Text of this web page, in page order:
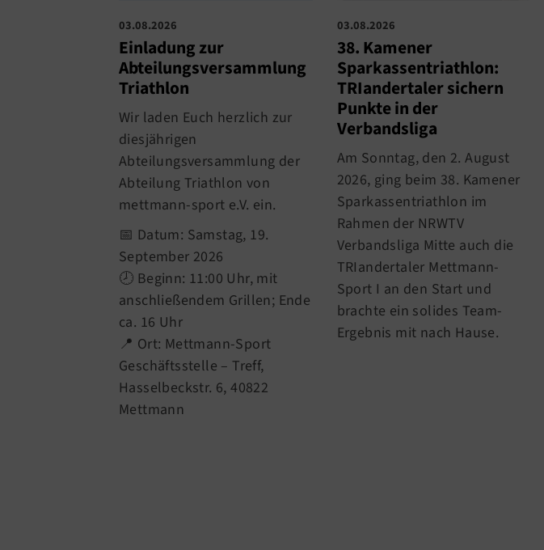
03.08.2026
Einladung zur
Abteilungsversammlung
Triathlon
Wir laden Euch herzlich zur
diesjährigen
Abteilungsversammlung der
Abteilung Triathlon von
mettmann-sport e.V. ein.
📅 Datum: Samstag, 19.
September 2026
🕗 Beginn: 11:00 Uhr, mit
anschließendem Grillen; Ende
ca. 16 Uhr
📍 Ort: Mettmann-Sport
Geschäftsstelle – Treff,
Hasselbeckstr. 6, 40822
Mettmann
03.08.2026
38. Kamener
Sparkassentriathlon:
TRIandertaler sichern
Punkte in der
Verbandsliga
Am Sonntag, den 2. August
2026, ging beim 38. Kamener
Sparkassentriathlon im
Rahmen der NRWTV
Verbandsliga Mitte auch die
TRIandertaler Mettmann-
Sport I an den Start und
brachte ein solides Team-
Ergebnis mit nach Hause.